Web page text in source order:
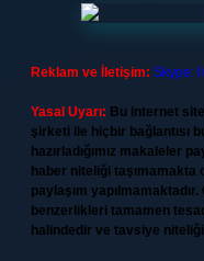
Reklam ve İletişim: Skype:
Yasal Uyarı: Bu internet
şirketi ile hiçbir bağlantısı
hazırladığımız makaleler
haber niteliği
paylaşım
benzerlikleri tamamen
halindedir ve tavsiye